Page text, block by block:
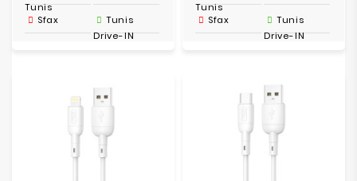
Tunis
Sfax
Tunis
Drive-IN
Tunis
Sfax
Tunis
Drive-IN